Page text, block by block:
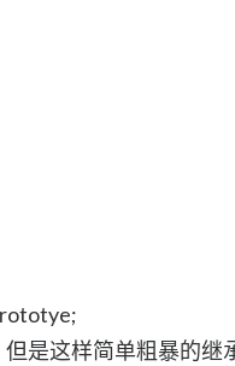
是这样简单粗暴的继